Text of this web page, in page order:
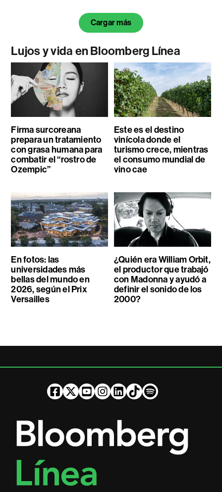
Cargar más
Lujos y vida en Bloomberg Línea
Firma surcoreana
prepara un tratamiento
con grasa humana para
combatir el “rostro de
Ozempic”
Este es el destino
vinícola donde el
turismo crece, mientras
el consumo mundial de
vino cae
En fotos: las
universidades más
bellas del mundo en
2026, según el Prix
Versailles
¿Quién era William Orbit,
el productor que trabajó
con Madonna y ayudó a
definir el sonido de los
2000?